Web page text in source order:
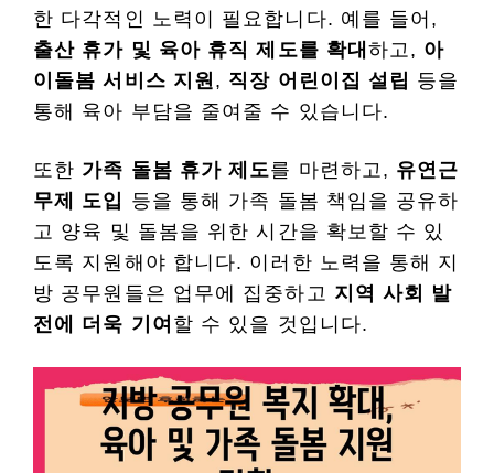
한 다각적인 노력이 필요합니다. 예를 들어,
출산 휴가 및 육아 휴직 제도를 확대하고, 아
이돌봄 서비스 지원 , 직장 어린이집 설립 등을
통해 육아 부담을 줄여줄 수 있습니다.
또한 가족 돌봄 휴가 제도를 마련하고, 유연근
무제 도입 등을 통해 가족 돌봄 책임을 공유하
고 양육 및 돌봄을 위한 시간을 확보할 수 있
도록 지원해야 합니다. 이러한 노력을 통해 지
방 공무원들은 업무에 집중하고 지역 사회 발
전에 더욱 기여 할 수 있을 것입니다.